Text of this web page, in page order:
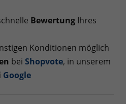
Bewertung Ihres
Konditionen möglich
bei Shopvote, in unserem
Google